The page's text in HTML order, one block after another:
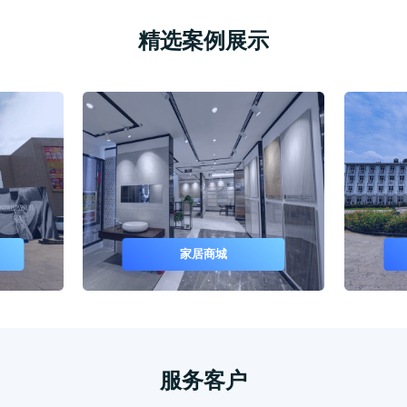
精选案例展示
家居商城
服务客户